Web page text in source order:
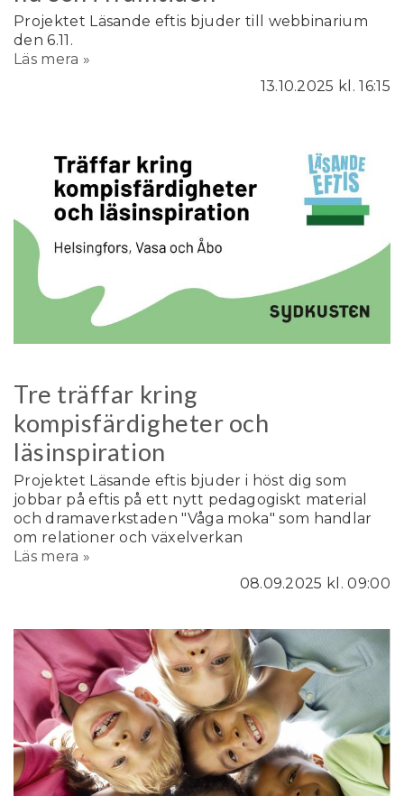
Projektet Läsande eftis bjuder till webbinarium
den 6.11.
Läs mera »
13.10.2025 kl. 16:15
Tre träffar kring
kompisfärdigheter och
läsinspiration
Projektet Läsande eftis bjuder i höst dig som
jobbar på eftis på ett nytt pedagogiskt material
och dramaverkstaden "Våga moka" som handlar
om relationer och växelverkan
Läs mera »
08.09.2025 kl. 09:00